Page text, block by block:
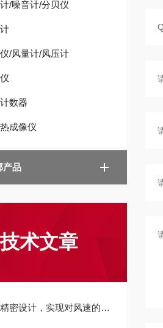
/噪音计/分贝仪
/风量计/风压计
数器
成像仪
产品
技术文章
设计，实现对风速的准确监控